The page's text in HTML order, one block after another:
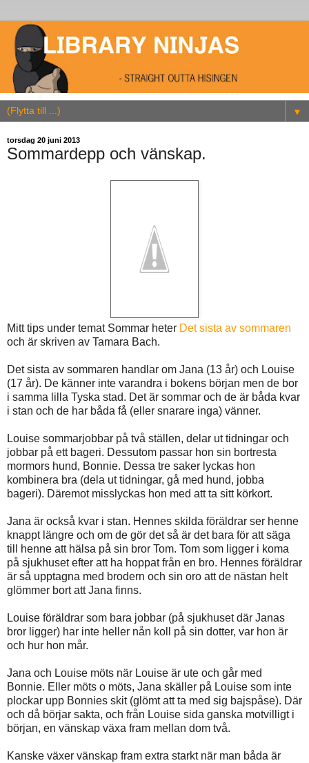
▼
torsdag 20 juni 2013
Sommardepp och vänskap.
Mitt tips under temat Sommar heter Det sista av sommaren
och är skriven av Tamara Bach.
Det sista av sommaren handlar om Jana (13 år) och Louise
(17 år). De känner inte varandra i bokens början men de bor
i samma lilla Tyska stad. Det är sommar och de är båda kvar
i stan och de har båda få (eller snarare inga) vänner.
Louise sommarjobbar på två ställen, delar ut tidningar och
jobbar på ett bageri. Dessutom passar hon sin bortresta
mormors hund, Bonnie. Dessa tre saker lyckas hon
kombinera bra (dela ut tidningar, gå med hund, jobba
bageri). Däremot misslyckas hon med att ta sitt körkort.
Jana är också kvar i stan. Hennes skilda föräldrar ser henne
knappt längre och om de gör det så är det bara för att säga
till henne att hälsa på sin bror Tom. Tom som ligger i koma
på sjukhuset efter att ha hoppat från en bro. Hennes föräldrar
är så upptagna med brodern och sin oro att de nästan helt
glömmer bort att Jana finns.
Louise föräldrar som bara jobbar (på sjukhuset där Janas
bror ligger) har inte heller nån koll på sin dotter, var hon är
och hur hon mår.
Jana och Louise möts när Louise är ute och går med
Bonnie. Eller möts o möts, Jana skäller på Louise som inte
plockar upp Bonnies skit (glömt att ta med sig bajspåse). Där
och då börjar sakta, och från Louise sida ganska motvilligt i
början, en vänskap växa fram mellan dom två.
Kanske växer vänskap fram extra starkt när man båda är